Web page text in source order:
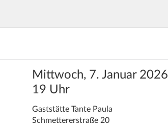
Mittwoch, 7. Januar 2026
19 Uhr
Gaststätte Tante Paula
Schmettererstraße 20